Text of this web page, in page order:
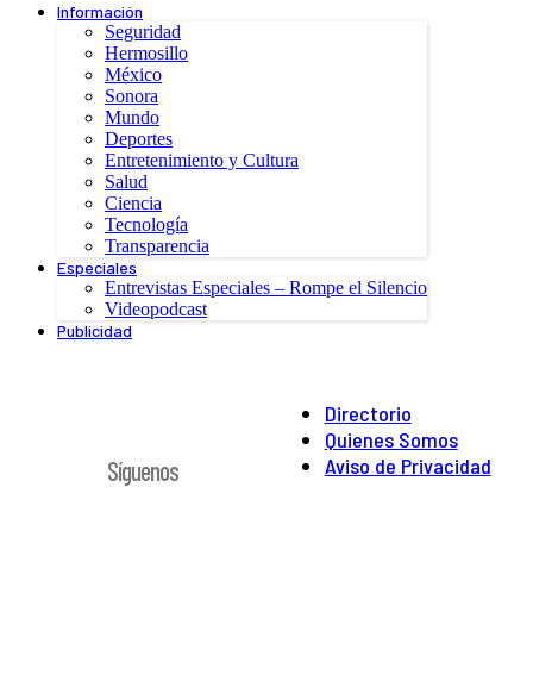
Información
Seguridad
Hermosillo
México
Sonora
Mundo
Deportes
Entretenimiento y Cultura
Salud
Ciencia
Tecnología
Transparencia
Especiales
Entrevistas Especiales – Rompe el Silencio
Videopodcast
Publicidad
Directorio
Quienes Somos
Aviso de Privacidad
Síguenos